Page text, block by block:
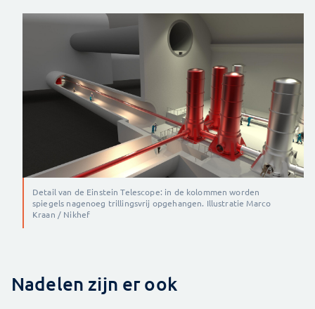
Detail van de Einstein Telescope: in de kolommen worden
spiegels nagenoeg trillingsvrij opgehangen. Illustratie Marco
Kraan / Nikhef
Nadelen zijn er ook